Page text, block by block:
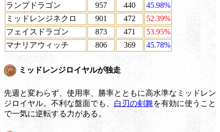
ランプドラゴン
957 440
45.98%
ミッドレンジネクロ
901 472
52.39%
フェイスドラゴン
873 471
53.95%
マナリアウィッチ
806 369 45.78%
ミッドレンジロイヤルが独走
先週と変わらず、使用率、勝率とともに高水準なミッドレン
ジロイヤル。不利な盤面でも、 白刃の剣舞を有効に使うこと
で一気に逆転する力がある。